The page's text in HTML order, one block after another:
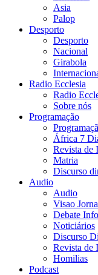
Asia
Palop
Desporto
Desporto
Nacional
Girabola
Radio Ecclesia
Radio
Sobre nós
Programação
África 7
Revista de
Matria
Discurso
Audio
Audio
Visao
Debate
Noticiários
Discurso
Revista de
Homilias
Podcast